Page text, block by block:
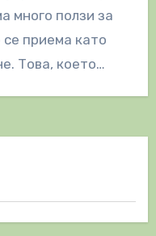
много ползи за
приема като
Това, което